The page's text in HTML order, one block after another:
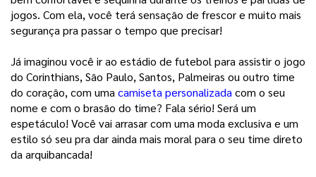
jogos. Com ela, você terá sensação de frescor e muito mais
segurança pra passar o tempo que precisar!
Já imaginou você ir ao estádio de futebol para assistir o jogo
do Corinthians, São Paulo, Santos, Palmeiras ou outro time
do coração, com uma camiseta personalizada com o seu
nome e com o brasão do time? Fala sério! Será um
espetáculo! Você vai arrasar com uma moda exclusiva e um
estilo só seu pra dar ainda mais moral para o seu time direto
da arquibancada!